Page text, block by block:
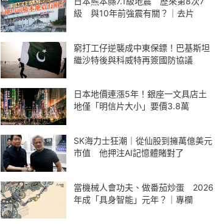
級 與10年前強震有關？｜去片
窮打工仔逆襲成中東保鏢！巴基斯坦
繼沙特後與科威特再簽國防協議
日本地價連漲5年！銀座一文具店土
地僅「明信片大小」要價3.8萬
SK海力士狂潮｜從仙股到擁萬億美元
市值 他押注AI記憶體賭對了
當機械人會功夫、做番茄炒蛋 2026
年成「具身智能」元年？｜專欄